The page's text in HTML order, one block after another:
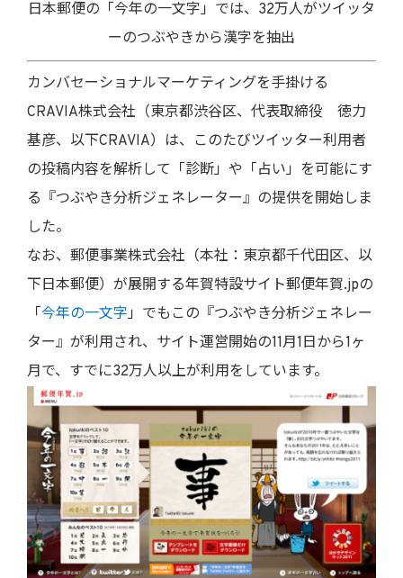
日本郵便の「今年の一文字」では、32万人がツイッタ
ーのつぶやきから漢字を抽出
カンバセーショナルマーケティングを手掛ける
CRAVIA株式会社（東京都渋谷区、代表取締役 徳力
基彦、以下CRAVIA）は、このたびツイッター利用者
の投稿内容を解析して「診断」や「占い」を可能にす
る『つぶやき分析ジェネレーター』の提供を開始しま
した。
なお、郵便事業株式会社（本社：東京都千代田区、以
下日本郵便）が展開する年賀特設サイト郵便年賀.jpの
「 今年の一文字」でもこの『つぶやき分析ジェネレー
ター』が利用され、サイト運営開始の11月1日から1ヶ
月で、すでに32万人以上が利用をしています。